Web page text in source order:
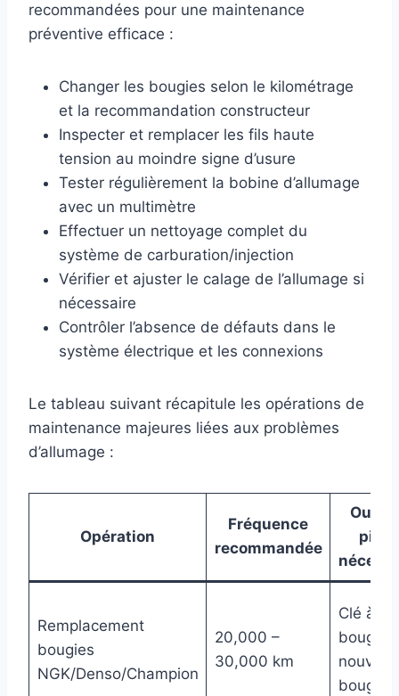
recommandées pour une maintenance
préventive efficace :
Changer les bougies selon le kilométrage
et la recommandation constructeur
Inspecter et remplacer les fils haute
tension au moindre signe d’usure
Tester régulièrement la bobine d’allumage
avec un multimètre
Effectuer un nettoyage complet du
système de carburation/injection
Vérifier et ajuster le calage de l’allumage si
nécessaire
Contrôler l’absence de défauts dans le
système électrique et les connexions
Le tableau suivant récapitule les opérations de
maintenance majeures liées aux problèmes
d’allumage :
Opération
Fréquence
recommandée
Outils
Remplacement
bougies
NGK/Denso/Champion
20,000 –
30,000 km
Clé à
bougie,
nouvelle
bougie